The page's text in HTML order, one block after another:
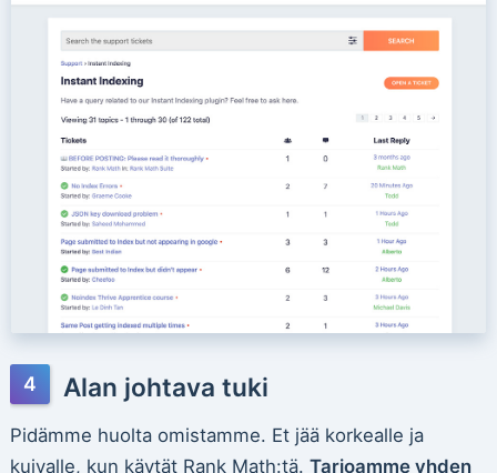
Alan johtava tuki
Pidämme huolta omistamme. Et jää korkealle ja
kuivalle, kun käytät Rank Math:tä. Tarjoamme yhden